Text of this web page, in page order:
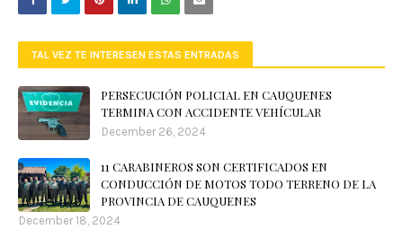
TAL VEZ TE INTERESEN ESTAS ENTRADAS
PERSECUCIÓN POLICIAL EN CAUQUENES
TERMINA CON ACCIDENTE VEHÍCULAR
December 26, 2024
11 CARABINEROS SON CERTIFICADOS EN
CONDUCCIÓN DE MOTOS TODO TERRENO DE LA
PROVINCIA DE CAUQUENES
December 18, 2024